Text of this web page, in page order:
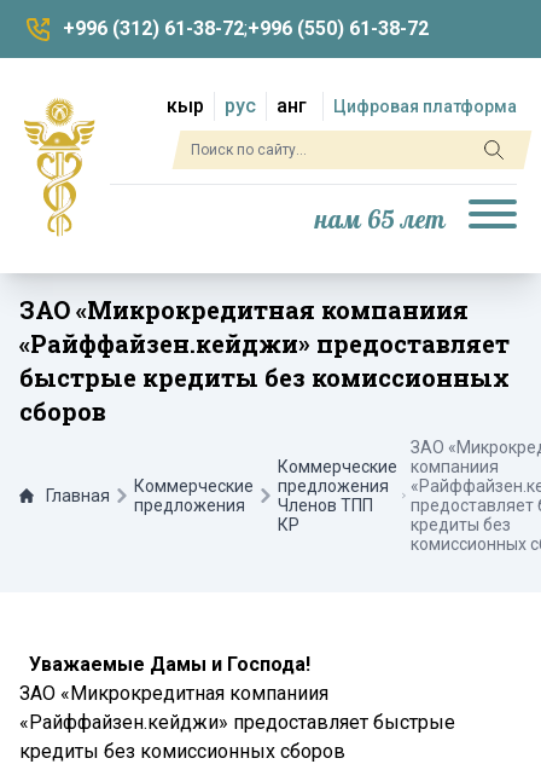
+996 (312) 61-38-72;+996 (550) 61-38-72
кыр рус анг Цифровая платформа
нам 65 лет
ЗАО «Микрокредитная компаниия
«Райффайзен.кейджи» предоставляет
быстрые кредиты без комиссионных
сборов
Главная
Коммерческие
предложения
Коммерческие
предложения
Членов ТПП
КР
ЗАО
компаниия
предоставляет
кредиты без
комиссионных
Уважаемые Дамы и Господа!
ЗАО «Микрокредитная компаниия
«Райффайзен.кейджи» предоставляет быстрые
кредиты без комиссионных сборов